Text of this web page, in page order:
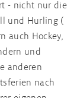
- nicht nur die
und Hurling (
auch Hockey,
und
anderen
nach